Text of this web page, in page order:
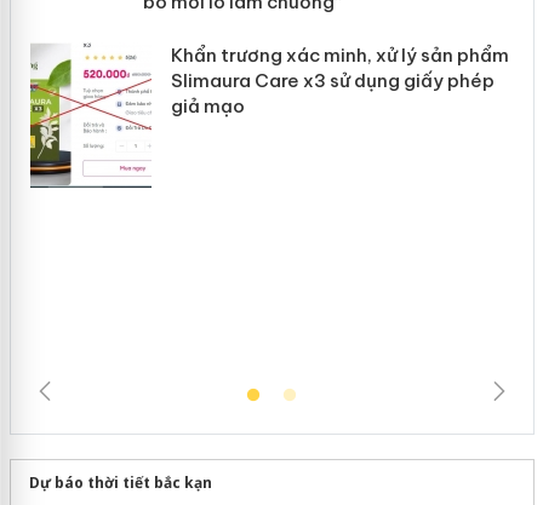
Bảo vệ thương hiệu từ gốc: Đừng để
“mất bò mới lo làm chuồng”
Dự báo thời tiết bắc kạn